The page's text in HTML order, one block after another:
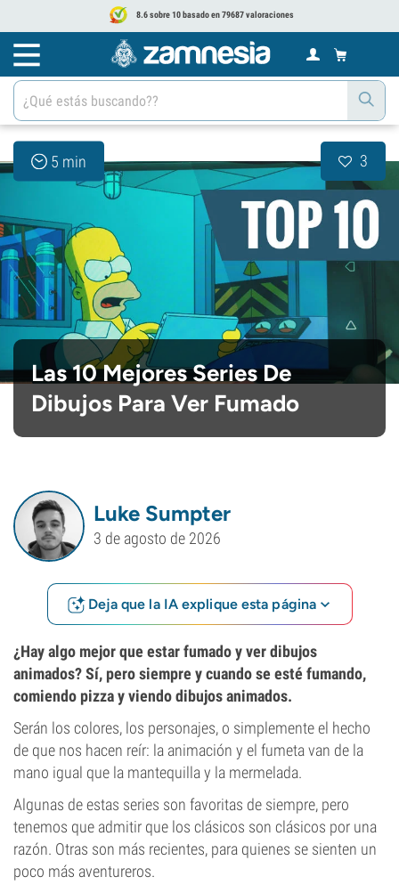
8.6 sobre 10 basado en 79687 valoraciones
5 min 3
Las 10 Mejores Series De
Dibujos Para Ver Fumado
Luke Sumpter
3 de agosto de 2026
Deja que la IA explique esta página
¿Hay algo mejor que estar fumado y ver dibujos
animados? Sí, pero siempre y cuando se esté fumando,
comiendo pizza y viendo dibujos animados.
Serán los colores, los personajes, o simplemente el hecho
de que nos hacen reír: la animación y el fumeta van de la
mano igual que la mantequilla y la mermelada.
Algunas de estas series son favoritas de siempre, pero
tenemos que admitir que los clásicos son clásicos por una
razón. Otras son más recientes, para quienes se sienten un
poco más aventureros.